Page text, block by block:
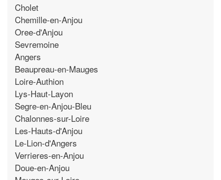
Cholet
Chemille-en-Anjou
Oree-d'Anjou
Sevremoine
Angers
Beaupreau-en-Mauges
Loire-Authion
Lys-Haut-Layon
Segre-en-Anjou-Bleu
Chalonnes-sur-Loire
Les-Hauts-d'Anjou
Le-Lion-d'Angers
Verrieres-en-Anjou
Doue-en-Anjou